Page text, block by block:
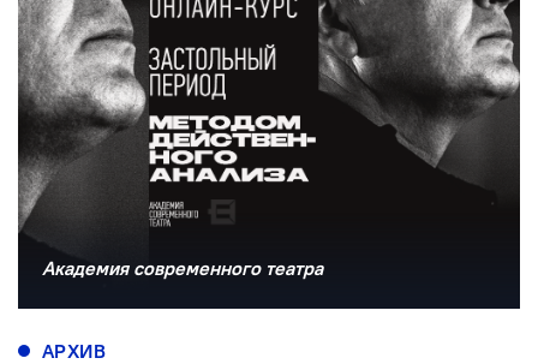
Академия современного театра
АРХИВ